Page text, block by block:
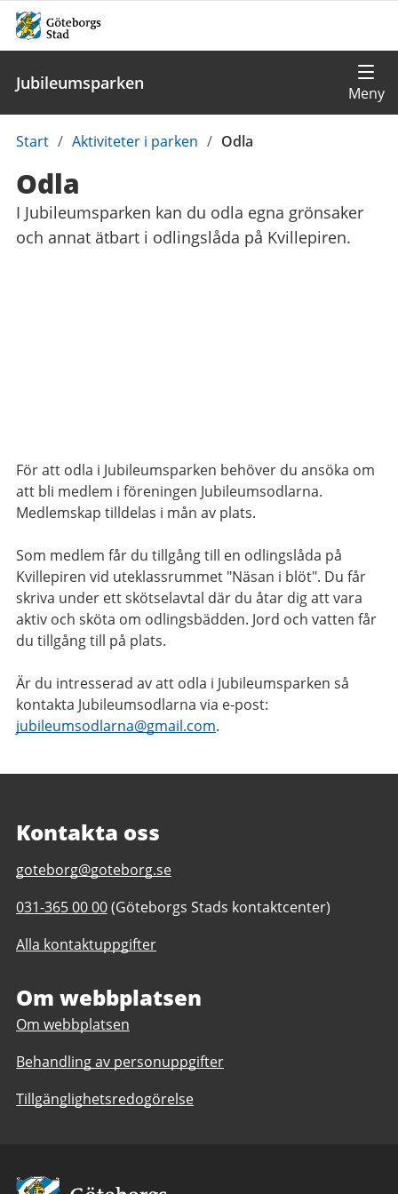
Jubileumsparken
Du
här:
Start / Aktiviteter i parken / Odla
Odla
I Jubileumsparken kan du odla egna grönsaker
och annat ätbart i odlingslåda på Kvillepiren.
För att odla i Jubileumsparken behöver du ansöka om
att bli medlem i föreningen Jubileumsodlarna.
Medlemskap tilldelas i mån av plats.
Som medlem får du tillgång till en odlingslåda på
Kvillepiren vid uteklassrummet "Näsan i blöt". Du får
skriva under ett skötselavtal där du åtar dig att vara
aktiv och sköta om odlingsbädden. Jord och vatten får
du tillgång till på plats.
Är du intresserad av att odla i Jubileumsparken så
kontakta Jubileumsodlarna via e-post:
jubileumsodlarna@gmail.com.
Kontakta oss
E-
till
Jubileumsparken
goteborg@goteborg.se
Telefonnummer
Jubileumsparken
031-365 00 00(Göteborgs Stads kontaktcenter)
Alla kontaktuppgifter
Om webbplatsen
Om webbplatsen
Behandling av personuppgifter
Tillgänglighetsredogörelse
Avsändare: